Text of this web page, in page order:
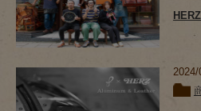
2024/